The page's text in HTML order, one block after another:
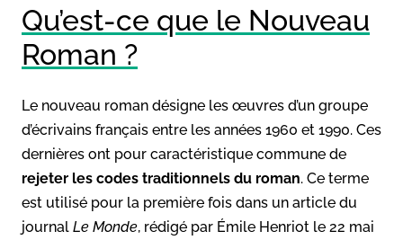
Qu’est-ce que le Nouveau
Roman ?
Le nouveau roman désigne les œuvres d’un groupe
d’écrivains français entre les années 1960 et 1990. Ces
dernières ont pour caractéristique commune de
rejeter les codes traditionnels du roman. Ce terme
est utilisé pour la première fois dans un article du
journal Le Monde, rédigé par Émile Henriot le 22 mai